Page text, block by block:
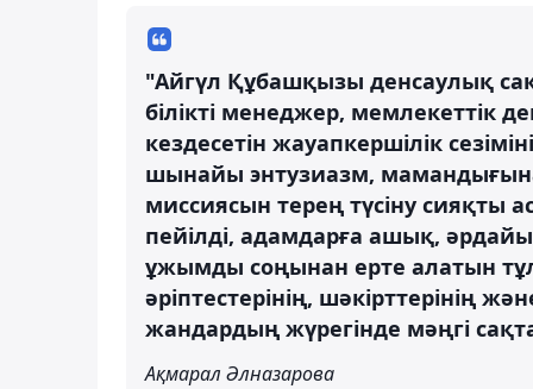
"Айгүл Құбашқызы денсаулық
білікті менеджер, мемлекеттік
кездесетін жауапкершілік
шынайы энтузиазм,
миссиясын терең түсіну сияқты
пейілді, адамдарға ашық,
ұжымды соңынан ерте алатын
әріптестерінің, шәкірттерінің
жандардың жүрегінде мәңгі
Ақмарал Әлназарова